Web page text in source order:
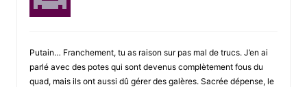
Putain… Franchement, tu as raison sur pas mal de trucs. J’en ai
parlé avec des potes qui sont devenus complètement fous du
quad, mais ils ont aussi dû gérer des galères. Sacrée dépense, le